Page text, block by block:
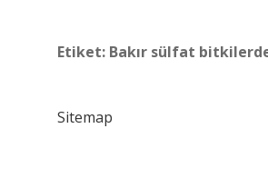
Etiket: Bakır sülfat
Sitemap